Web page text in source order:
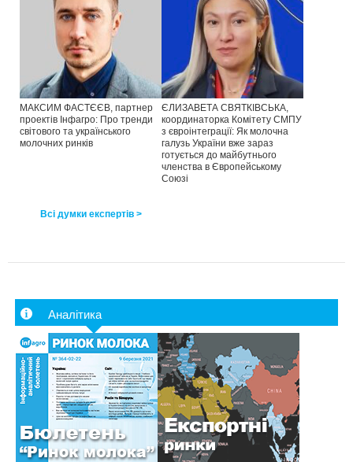
МАКСИМ ФАСТЄЄВ, партнер
проектів Інфагро: Про тренди
світового та українського
молочних ринків
ЄЛИЗАВЕТА СВЯТКІВСЬКА,
координаторка Комітету СМПУ
з євроінтеграції: Як молочна
галузь України вже зараз
готується до майбутнього
членства в Європейському
Союзі
Всі думки експертів >
Аналітика